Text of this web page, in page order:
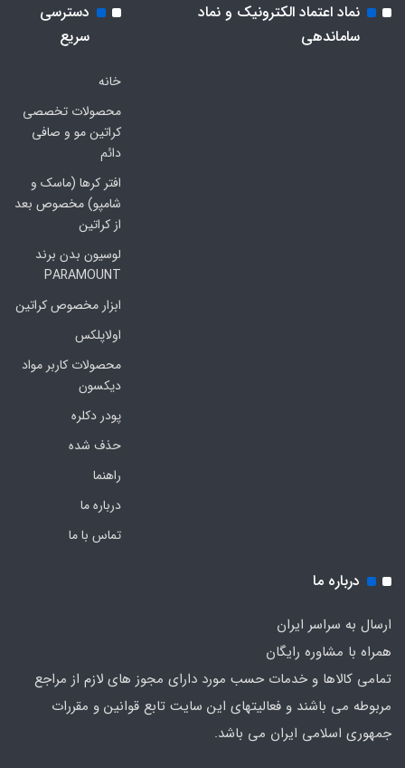
نماد اعتماد الکترونیک و نماد
ساماندهی
دسترسی
سریع
خانه
محصولات تخصصی
کراتین مو و صافی
دائم
افتر کرها (ماسک و
شامپو) مخصوص بعد
از کراتین
لوسیون بدن برند
PARAMOUNT
ابزار مخصوص کراتین
اولاپلکس
محصولات کاربر مواد
دیکسون
پودر دکلره
حذف شده
راهنما
درباره ما
تماس با ما
درباره ما
ارسال به سراسر ایران
همراه با مشاوره رایگان
تمامی کالاها و خدمات حسب مورد دارای مجوز های لازم از مراجع
مربوطه می باشند و فعالیتهای این سایت تابع قوانین و مقررات
جمهوری اسلامی ایران می باشد.